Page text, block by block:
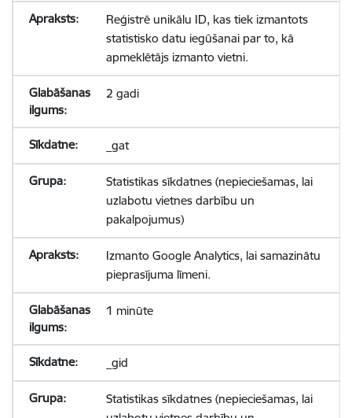
Reģistrē unikālu ID, kas tiek izmantots
statistisko datu iegūšanai par to, kā
apmeklētājs izmanto vietni.
2 gadi
_gat
Statistikas sīkdatnes (nepieciešamas, lai
uzlabotu vietnes darbību un
pakalpojumus)
Izmanto Google Analytics, lai samazinātu
pieprasījuma līmeni.
1 minūte
_gid
Statistikas sīkdatnes (nepieciešamas, lai